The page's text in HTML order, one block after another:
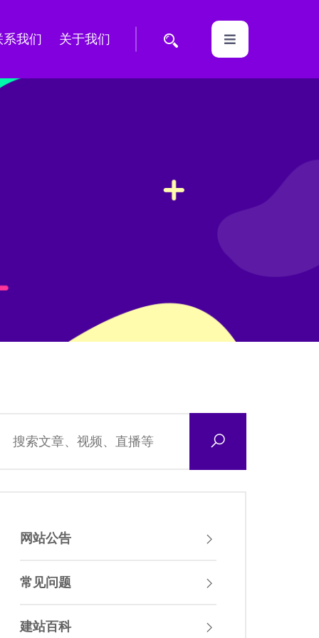
系我们 关于我们
网站公告
常见问题
建站百科